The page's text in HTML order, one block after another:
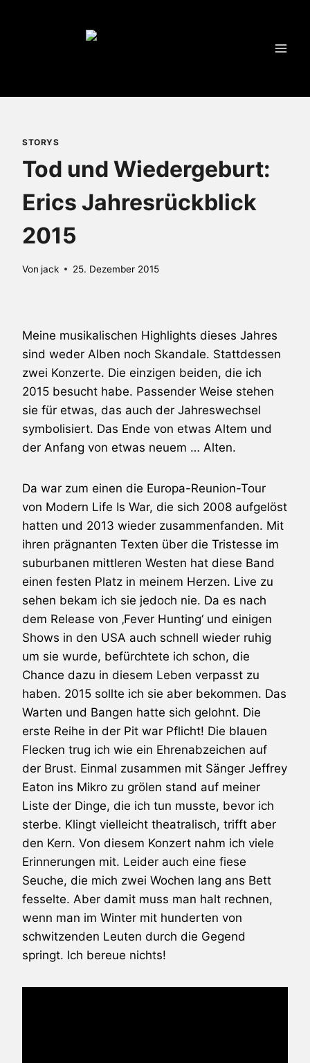
STORYS
Tod und Wiedergeburt:
Erics Jahresrückblick
2015
Von jack 25. Dezember 2015
Meine musikalischen Highlights dieses Jahres
sind weder Alben noch Skandale. Stattdessen
zwei Konzerte. Die einzigen beiden, die ich
2015 besucht habe. Passender Weise stehen
sie für etwas, das auch der Jahreswechsel
symbolisiert. Das Ende von etwas Altem und
der Anfang von etwas neuem … Alten.
Da war zum einen die Europa-Reunion-Tour
von Modern Life Is War, die sich 2008 aufgelöst
hatten und 2013 wieder zusammenfanden. Mit
ihren prägnanten Texten über die Tristesse im
suburbanen mittleren Westen hat diese Band
einen festen Platz in meinem Herzen. Live zu
sehen bekam ich sie jedoch nie. Da es nach
dem Release von ‚Fever Hunting‘ und einigen
Shows in den USA auch schnell wieder ruhig
um sie wurde, befürchtete ich schon, die
Chance dazu in diesem Leben verpasst zu
haben. 2015 sollte ich sie aber bekommen. Das
Warten und Bangen hatte sich gelohnt. Die
erste Reihe in der Pit war Pflicht! Die blauen
Flecken trug ich wie ein Ehrenabzeichen auf
der Brust. Einmal zusammen mit Sänger Jeffrey
Eaton ins Mikro zu grölen stand auf meiner
Liste der Dinge, die ich tun musste, bevor ich
sterbe. Klingt vielleicht theatralisch, trifft aber
den Kern. Von diesem Konzert nahm ich viele
Erinnerungen mit. Leider auch eine fiese
Seuche, die mich zwei Wochen lang ans Bett
fesselte. Aber damit muss man halt rechnen,
wenn man im Winter mit hunderten von
schwitzenden Leuten durch die Gegend
springt. Ich bereue nichts!